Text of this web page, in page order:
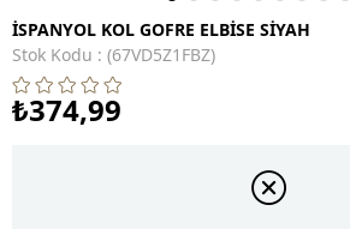
İSPANYOL KOL GOFRE ELBİSE SİYAH
Stok Kodu
(67VD5Z1FBZ)
₺374,99